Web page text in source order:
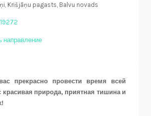
Krišjāņu pagasts, Balvu novads
направление
прекрасно провести время всей
красивая природа, приятная тишина и